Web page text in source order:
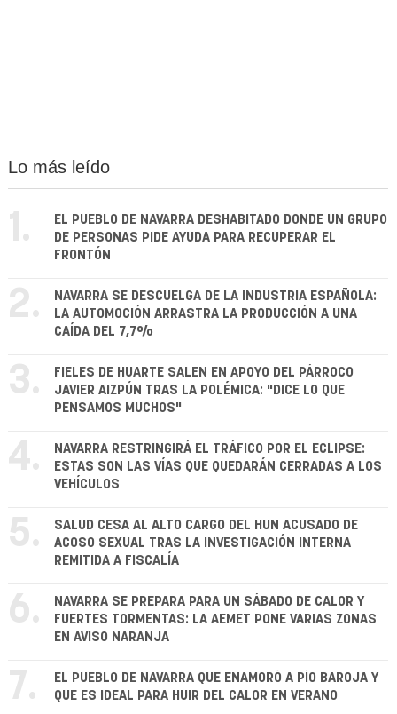
Lo más leído
1.
EL PUEBLO DE NAVARRA DESHABITADO DONDE UN GRUPO
DE PERSONAS PIDE AYUDA PARA RECUPERAR EL
FRONTÓN
2.
NAVARRA SE DESCUELGA DE LA INDUSTRIA ESPAÑOLA:
LA AUTOMOCIÓN ARRASTRA LA PRODUCCIÓN A UNA
CAÍDA DEL 7,7%
3.
FIELES DE HUARTE SALEN EN APOYO DEL PÁRROCO
JAVIER AIZPÚN TRAS LA POLÉMICA: "DICE LO QUE
PENSAMOS MUCHOS"
4.
NAVARRA RESTRINGIRÁ EL TRÁFICO POR EL ECLIPSE:
ESTAS SON LAS VÍAS QUE QUEDARÁN CERRADAS A LOS
VEHÍCULOS
5.
SALUD CESA AL ALTO CARGO DEL HUN ACUSADO DE
ACOSO SEXUAL TRAS LA INVESTIGACIÓN INTERNA
REMITIDA A FISCALÍA
6.
NAVARRA SE PREPARA PARA UN SÁBADO DE CALOR Y
FUERTES TORMENTAS: LA AEMET PONE VARIAS ZONAS
EN AVISO NARANJA
7.
EL PUEBLO DE NAVARRA QUE ENAMORÓ A PÍO BAROJA Y
QUE ES IDEAL PARA HUIR DEL CALOR EN VERANO